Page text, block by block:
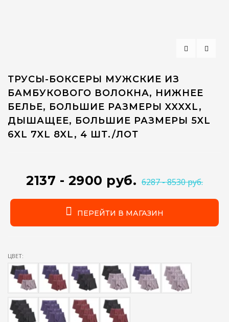
ТРУСЫ-БОКСЕРЫ МУЖСКИЕ ИЗ
БАМБУКОВОГО ВОЛОКНА, НИЖНЕЕ
БЕЛЬЕ, БОЛЬШИЕ РАЗМЕРЫ XXXXL,
ДЫШАЩЕЕ, БОЛЬШИЕ РАЗМЕРЫ 5XL
6XL 7XL 8XL, 4 ШТ./ЛОТ
2137 - 2900 руб. 6287 - 8530 руб.
ПЕРЕЙТИ В МАГАЗИН
ЦВЕТ: